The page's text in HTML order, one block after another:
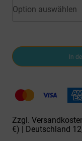
649702301
NordicMoveShark
kurz
In
Zzgl.
€) | Deutschland